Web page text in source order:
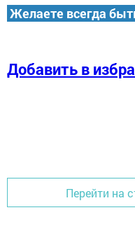
Желаете всегда
Добавить в
Перейти на